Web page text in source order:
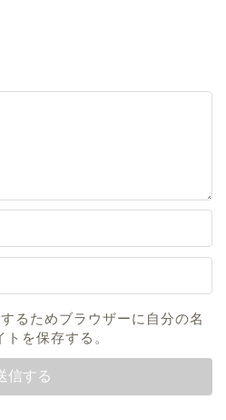
るためブラウザーに自分の名
を保存する。